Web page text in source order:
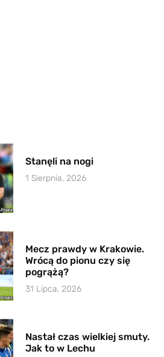
Stanęli na nogi
1 Sierpnia, 2026
Mecz prawdy w Krakowie.
Wrócą do pionu czy się
pogrążą?
31 Lipca, 2026
Nastał czas wielkiej smuty.
Jak to w Lechu